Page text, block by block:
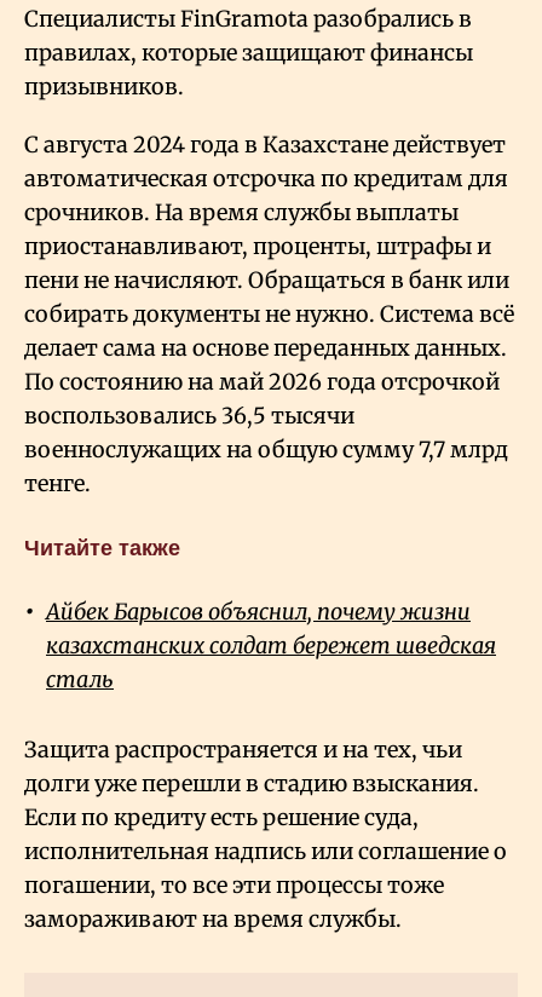
Специалисты FinGramota разобрались в
правилах, которые защищают финансы
призывников.
С августа 2024 года в Казахстане действует
автоматическая отсрочка по кредитам для
срочников. На время службы выплаты
приостанавливают, проценты, штрафы и
пени не начисляют. Обращаться в банк или
собирать документы не нужно. Система всё
делает сама на основе переданных данных.
По состоянию на май 2026 года отсрочкой
воспользовались 36,5 тысячи
военнослужащих на общую сумму 7,7 млрд
тенге.
Читайте также
Айбек Барысов объяснил, почему жизни
казахстанских солдат бережет шведская
сталь
Защита распространяется и на тех, чьи
долги уже перешли в стадию взыскания.
Если по кредиту есть решение суда,
исполнительная надпись или соглашение о
погашении, то все эти процессы тоже
замораживают на время службы.